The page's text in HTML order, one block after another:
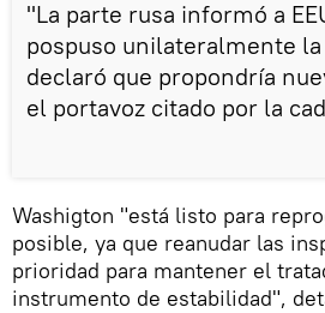
"La parte rusa informó a
pospuso unilateralmente
declaró que propondría
el portavoz citado por la
Washigton "está listo para
posible, ya que reanudar las
prioridad para mantener el
instrumento de estabilidad",